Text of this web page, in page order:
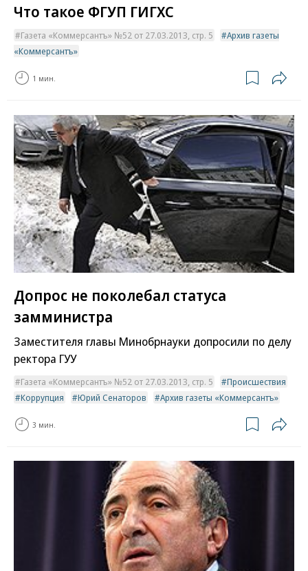
Что такое ФГУП ГИГХС
Газета «Коммерсантъ» №52 от 27.03.2013, стр. 5
Архив газеты
«Коммерсантъ»
1 мин.
Допрос не поколебал статуса
замминистра
Заместителя главы Минобрнауки допросили по делу
ректора ГУУ
Газета «Коммерсантъ» №52 от 27.03.2013, стр. 5
Происшествия
Коррупция
Юрий Сенаторов Архив газеты «Коммерсантъ»
3 мин.